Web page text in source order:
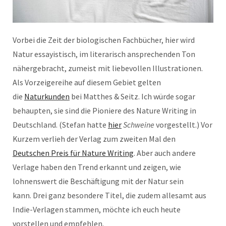
Vorbei die Zeit der biologischen Fachbücher, hier wird
Natur essayistisch, im literarisch ansprechenden Ton
nähergebracht, zumeist mit liebevollen Illustrationen.
Als Vorzeigereihe auf diesem Gebiet gelten
die Naturkunden bei Matthes & Seitz. Ich würde sogar
behaupten, sie sind die Pioniere des Nature Writing in
Deutschland. (Stefan hatte hierSchweine vorgestellt.) Vor
Kurzem verlieh der Verlag zum zweiten Mal den
Deutschen Preis für Nature Writing. Aber auch andere
Verlage haben den Trend erkannt und zeigen, wie
lohnenswert die Beschäftigung mit der Natur sein
kann. Drei ganz besondere Titel, die zudem allesamt aus
Indie-Verlagen stammen, möchte ich euch heute
vorstellen und empfehlen.